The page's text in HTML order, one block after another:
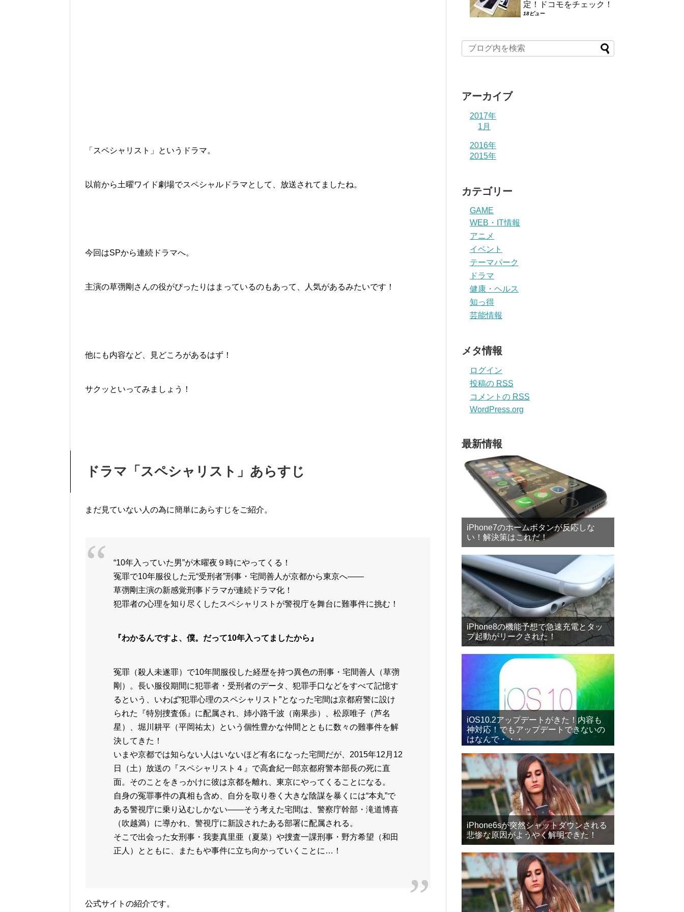
「 スペシャリスト 」というドラマ。
以前から土曜ワイド劇場でスペシャルドラマとして、放送されてましたね。
今回はSPから連続ドラマへ。
主演の草彅剛さんの役がぴったりはまっているのもあって、人気があるみたいです！
他にも内容など、見どころがあるはず！
サクッといってみましょう！
ドラマ「スペシャリスト」あらすじ
まだ見ていない人の為に簡単にあらすじをご紹介。
“10年入っていた男”が木曜夜９時にやってくる！
冤罪で10年服役した元“受刑者”刑事・宅間善人が京都から東京へ――
草彅剛主演の新感覚刑事ドラマが連続ドラマ化！
犯罪者の心理を知り尽くしたスペシャリストが警視庁を舞台に難事件に挑む！
『わかるんですよ、僕。だって10年入ってましたから』
冤罪（殺人未遂罪）で10年間服役した経歴を持つ異色の刑事・宅間善人（草彅
剛）。長い服役期間に犯罪者・受刑者のデータ、犯罪手口などをすべて記憶す
るという、いわば“犯罪心理のスペシャリスト”となった宅間は京都府警に設け
られた『特別捜査係』に配属され、姉小路千波（南果歩）、松原唯子（芦名
星）、堀川耕平（平岡祐太）という個性豊かな仲間とともに数々の難事件を解
決してきた！
いまや京都では知らない人はいないほど有名になった宅間だが、2015年12月12
日（土）放送の『スペシャリスト４』で高倉紀一郎京都府警本部長の死に直
面。そのことをきっかけに彼は京都を離れ、東京にやってくることになる。
自身の冤罪事件の真相も含め、自分を取り巻く大きな陰謀を暴くには“本丸”で
ある警視庁に乗り込むしかない――そう考えた宅間は、警察庁幹部・滝道博喜
（吹越満）に導かれ、警視庁に新設されたある部署に配属される。
そこで出会った女刑事・我妻真里亜（夏菜）や捜査一課刑事・野方希望（和田
正人）とともに、またもや事件に立ち向かっていくことに…！
公式サイトの紹介です。
定！ドコモをチェック！
18ビュー
アーカイブ
2017年
1月
2016年
2015年
カテゴリー
GAME
WEB・IT情報
アニメ
イベント
テーマパーク
ドラマ
健康・ヘルス
知っ得
芸能情報
メタ情報
ログイン
投稿の RSS
コメントの RSS
WordPress.org
最新情報
iPhone7のホームボタンが反応しな
い！解決策はこれだ！
iPhone8の機能予想で急速充電とタッ
プ起動がリークされた！
iOS10.2アップデートがきた！内容も
神対応！でもアップデートできないの
はなんで・・・
iPhone6sが突然シャットダウンされる
悲惨な原因がようやく解明できた！